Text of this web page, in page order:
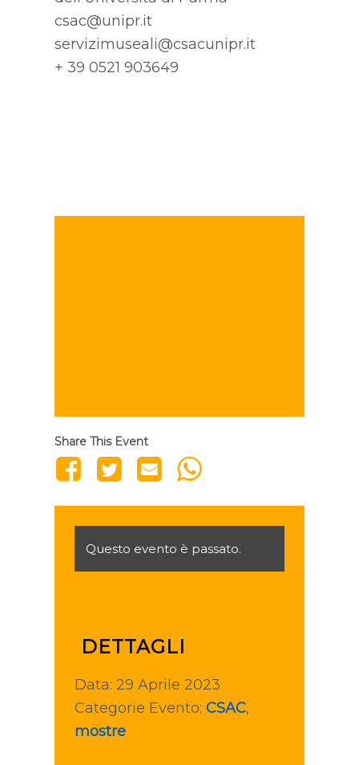
csac@unipr.it
servizimuseali@csacunipr.it
+ 39 0521 903649
Share This Event
Questo evento è passato.
DETTAGLI
Data: 29 Aprile 2023
Categorie Evento: CSAC,
mostre